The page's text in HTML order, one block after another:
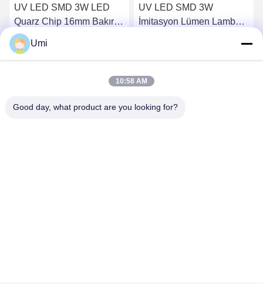
UV LED SMD 3W LED
Quarz Chip 16mm Bakır
Levha UV LED Kürleme
için
En İyi Fiyatı Alın
UV LED SMD 3W
İmitasyon Lümen Lamba
En İyi Fiyatı Alın
Umi
10:58 AM
Good day, what product are you looking for?